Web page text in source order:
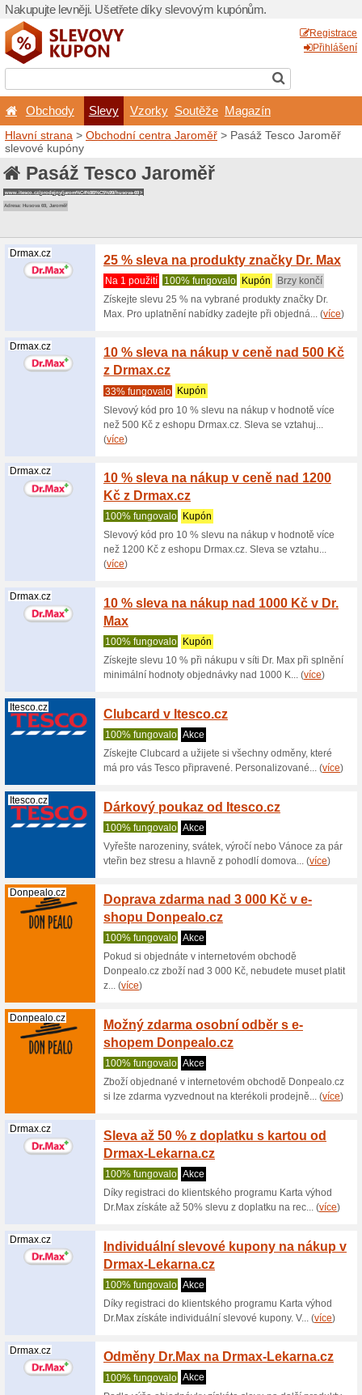
Nakupujte levněji.
Obchody Slevy
Hlavní strana >
Obchodní
slevové kupóny
Pasáž
www.itesco.cz/prodejny/jarom%C4%9B%C5%99/husova-69
Adresa: Husova 69, Jaroměř
Drmax.cz 25 %
Získejte
Drmax.cz
33%
Slevový
(více)
Drmax.cz
10 %
Kč z